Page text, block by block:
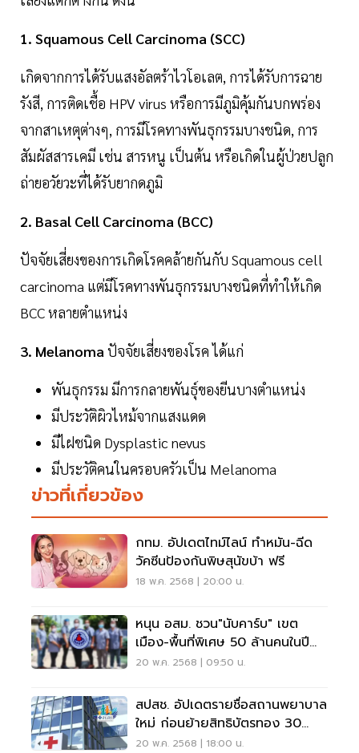
1. Squamous Cell Carcinoma (SCC)
เกิดจากการได้รับแสงอัลตร้าไวโอเลต, การได้รับการฉาย
รังสี, การติดเชื้อ HPV virus หรือการมีภูมิคุ้มกันบกพร่อง
จากสาเหตุต่างๆ, การมีโรคทางพันธุกรรมบางชนิด, การ
สัมผัสสารเคมี เช่น สารหนู เป็นต้น หรือเกิดในผู้ป่วยปลูก
ถ่ายอวัยวะที่ได้รับยากดภูมิ
2. Basal Cell Carcinoma (BCC)
ปัจจัยเสี่ยงของการเกิดโรคคล้ายกันกับ Squamous cell
carcinoma แต่มีโรคทางพันธุกรรมบางชนิดที่ทำให้เกิด
BCC หลายตำแหน่ง
3. Melanoma ปัจจัยเสี่ยงของโรค ได้แก่
พันธุกรรม มีการกลายพันธุ์ของยีนบางตำแหน่ง
มีประวัติผิวไหม้จากแสงแดด
มีไฝชนิด Dysplastic nevus
มีประวัติคนในครอบครัวเป็น Melanoma
ข่าวที่เกี่ยวข้อง
กทม. อัปเดตไทม์ไลน์ ทำหมัน-ฉีด
18 พ.ค. 2568 | 20:00 น.
หนุน อสม. ชวน"นับคาร์บ" เขต
เมือง-พื้นที่พิเศษ 50 ล้านคนในปี
68
20 พ.ค. 2568 | 09:50 น.
สปสช. อัปเดตรายชื่อสถานพยาบาล
ใหม่ ก่อนย้ายสิทธิบัตรทอง 30
บาท
20 พ.ค. 2568 | 18:00 น.